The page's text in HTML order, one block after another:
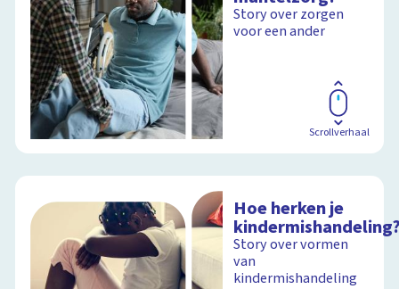
Story over zorgen
voor een ander
Scrollverhaal
Hoe herken je
Story over vormen
van
kindermishandeling